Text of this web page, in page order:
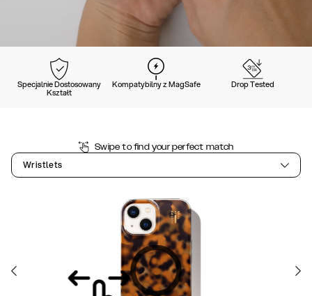
Specjalnie Dostosowany
Kształt
Kompatybilny z MagSafe Drop Tested
Swipe to find your perfect match
Wristlets